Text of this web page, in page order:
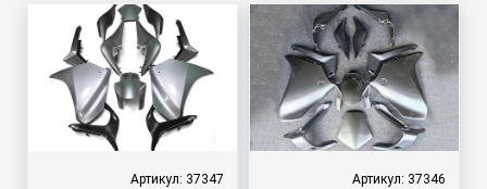
Артикул: 37347 Артикул: 37346